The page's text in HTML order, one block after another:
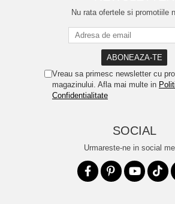
Nu rata ofertele si promotiile
Vreau sa primesc newsletter cu
magazinului. Afla mai multe in
Confidentialitate
SOCIAL
Urmareste-ne in social